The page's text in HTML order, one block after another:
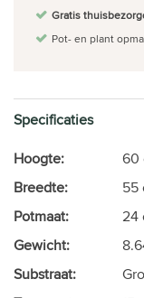
Gratis
Pot- en plant
Specificaties
Hoogte:
60
Breedte:
55
Potmaat:
24
Gewicht:
Substraat: